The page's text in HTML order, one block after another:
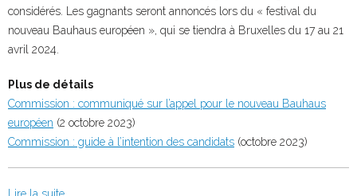
considérés. Les gagnants seront annoncés lors du « festival du
nouveau Bauhaus européen », qui se tiendra à Bruxelles du 17 au 21
avril 2024.
Plus de détails
Commission : communiqué sur l’appel pour le nouveau Bauhaus
européen (2 octobre 2023)
Commission : guide à l’intention des candidats (octobre 2023)